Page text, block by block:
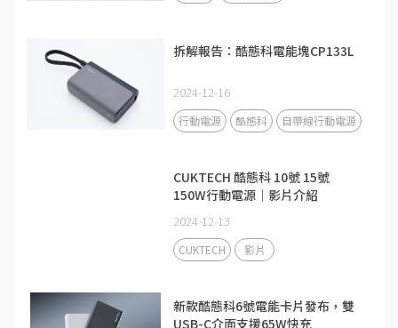
拆解報告：酷態科電能塊CP133L
2024-12-16
行動電源 酷態科 自帶線行動電源
CUKTECH 酷態科 10號 15號
150W行動電源｜影片介紹
2024-12-13
CUKTECH 影片
新款酷態科6號電能卡片發布，雙
USB-C介面支援65W快充